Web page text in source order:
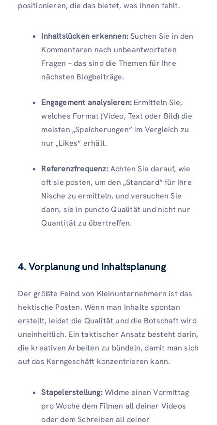
positionieren, die das bietet, was ihnen fehlt.
Inhaltslücken erkennen:Suchen Sie in den
Kommentaren nach unbeantworteten
Fragen – das sind die Themen für Ihre
nächsten Blogbeiträge.
Engagement analysieren: Ermitteln Sie,
welches Format (Video, Text oder Bild) die
meisten „Speicherungen“ im Vergleich zu
nur „Likes“ erhält.
Referenzfrequenz:Achten Sie darauf, wie
oft sie posten, um den „Standard“ für Ihre
Nische zu ermitteln, und versuchen Sie
dann, sie in puncto Qualität und nicht nur
Quantität zu übertreffen.
4. Vorplanung und Inhaltsplanung
Der größte Feind von Kleinunternehmern ist das
hektische Posten. Wenn man Inhalte spontan
erstellt, leidet die Qualität und die Botschaft wird
uneinheitlich. Ein taktischer Ansatz besteht darin,
die kreativen Arbeiten zu bündeln, damit man sich
auf das Kerngeschäft konzentrieren kann.
Stapelerstellung:Widme einen Vormittag
pro Woche dem Filmen all deiner Videos
oder dem Schreiben all deiner